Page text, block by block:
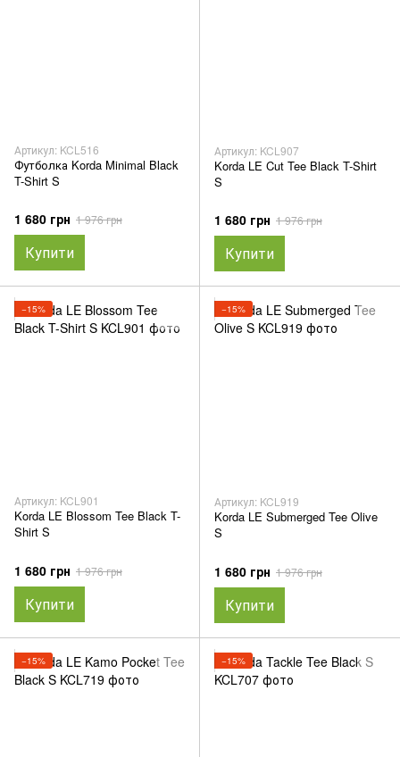
Артикул: KCL516
Футболка Korda Minimal Black
T-Shirt S
1 680 грн 1 976 грн
Купити
Артикул: KCL907
Korda LE Cut Tee Black T-Shirt
S
1 680 грн 1 976 грн
Купити
−15%
Артикул: KCL901
Korda LE Blossom Tee Black T-
Shirt S
1 680 грн 1 976 грн
Купити
−15%
Артикул: KCL919
Korda LE Submerged Tee Olive
S
1 680 грн 1 976 грн
Купити
−15% −15%